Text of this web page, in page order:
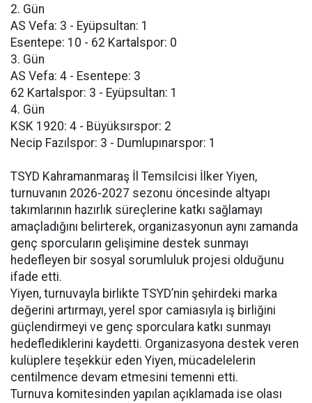
2. Gün
AS Vefa: 3 - Eyüpsultan: 1
Esentepe: 10 - 62 Kartalspor: 0
3. Gün
AS Vefa: 4 - Esentepe: 3
62 Kartalspor: 3 - Eyüpsultan: 1
4. Gün
KSK 1920: 4 - Büyüksırspor: 2
Necip Fazılspor: 3 - Dumlupınarspor: 1
TSYD Kahramanmaraş İl Temsilcisi İlker Yiyen,
turnuvanın 2026-2027 sezonu öncesinde altyapı
takımlarının hazırlık süreçlerine katkı sağlamayı
amaçladığını belirterek, organizasyonun aynı zamanda
genç sporcuların gelişimine destek sunmayı
hedefleyen bir sosyal sorumluluk projesi olduğunu
ifade etti.
Yiyen, turnuvayla birlikte TSYD’nin şehirdeki marka
değerini artırmayı, yerel spor camiasıyla iş birliğini
güçlendirmeyi ve genç sporculara katkı sunmayı
hedeflediklerini kaydetti. Organizasyona destek veren
kulüplere teşekkür eden Yiyen, mücadelelerin
centilmence devam etmesini temenni etti.
Turnuva komitesinden yapılan açıklamada ise olası